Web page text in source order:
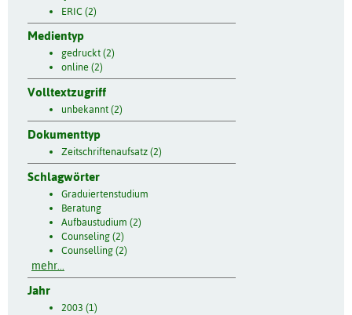
ERIC (2)
Medientyp
gedruckt (2)
online (2)
Volltextzugriff
unbekannt (2)
Dokumenttyp
Zeitschriftenaufsatz (2)
Schlagwörter
Graduiertenstudium
Beratung
Aufbaustudium (2)
Counseling (2)
Counselling (2)
mehr...
Jahr
2003 (1)